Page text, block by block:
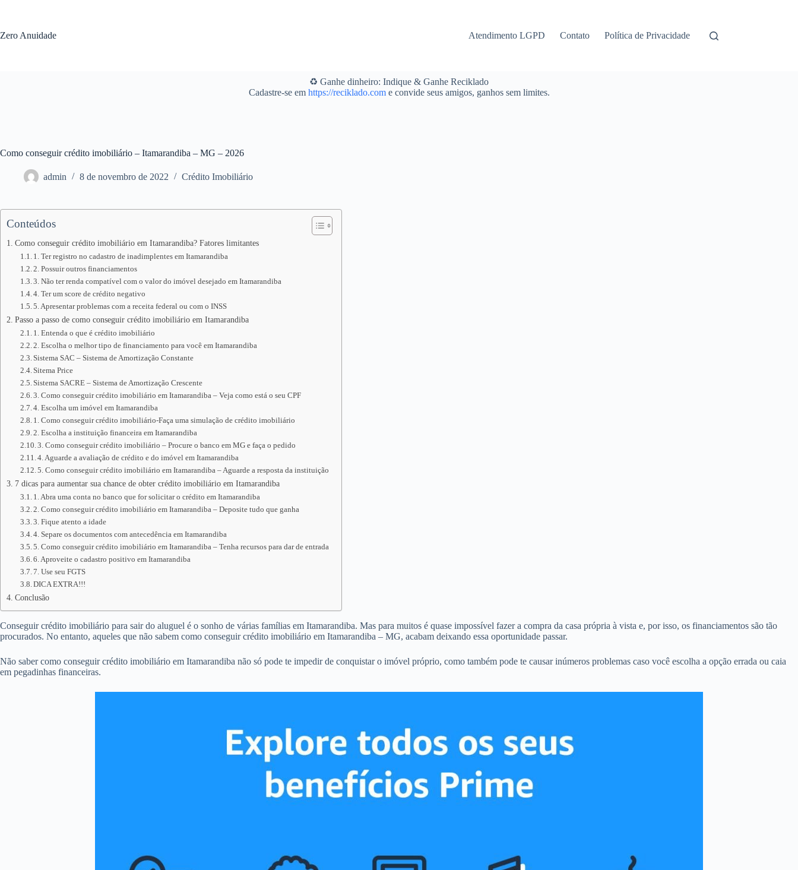
conteúdo
Zero Anuidade Atendimento LGPD Contato Política de Privacidade
♻️ Ganhe dinheiro: Indique & Ganhe Reciklado
Cadastre-se em https://reciklado.come convide seus amigos, ganhos sem limites.
Como conseguir crédito imobiliário – Itamarandiba – MG – 2026
admin 8 de novembro de 2022 Crédito Imobiliário
Conteúdos
Como conseguir crédito imobiliário em Itamarandiba? Fatores limitantes
1. Ter registro no cadastro de inadimplentes em Itamarandiba
2. Possuir outros financiamentos
3. Não ter renda compatível com o valor do imóvel desejado em Itamarandiba
4. Ter um score de crédito negativo
5. Apresentar problemas com a receita federal ou com o INSS
Passo a passo de como conseguir crédito imobiliário em Itamarandiba
1. Entenda o que é crédito imobiliário
2. Escolha o melhor tipo de financiamento para você em Itamarandiba
Sistema SAC – Sistema de Amortização Constante
Sitema Price
Sistema SACRE – Sistema de Amortização Crescente
3. Como conseguir crédito imobiliário em Itamarandiba – Veja como está o seu CPF
4. Escolha um imóvel em Itamarandiba
1. Como conseguir crédito imobiliário-Faça uma simulação de crédito imobiliário
2. Escolha a instituição financeira em Itamarandiba
3. Como conseguir crédito imobiliário – Procure o banco em MG e faça o pedido
4. Aguarde a avaliação de crédito e do imóvel em Itamarandiba
5. Como conseguir crédito imobiliário em Itamarandiba – Aguarde a resposta da instituição
7 dicas para aumentar sua chance de obter crédito imobiliário em Itamarandiba
1. Abra uma conta no banco que for solicitar o crédito em Itamarandiba
2. Como conseguir crédito imobiliário em Itamarandiba – Deposite tudo que ganha
3. Fique atento a idade
4. Separe os documentos com antecedência em Itamarandiba
5. Como conseguir crédito imobiliário em Itamarandiba – Tenha recursos para dar de entrada
6. Aproveite o cadastro positivo em Itamarandiba
7. Use seu FGTS
DICA EXTRA!!!
Conclusão
Conseguir crédito imobiliário para sair do aluguel é o sonho de várias famílias em Itamarandiba. Mas para muitos é quase impossível fazer a compra da casa própria à vista e, por isso, os financiamentos são tão
procurados. No entanto, aqueles que não sabem como conseguir crédito imobiliário em Itamarandiba – MG, acabam deixando essa oportunidade passar.
Não saber como conseguir crédito imobiliário em Itamarandiba não só pode te impedir de conquistar o imóvel próprio, como também pode te causar inúmeros problemas caso você escolha a opção errada ou caia
em pegadinhas financeiras.